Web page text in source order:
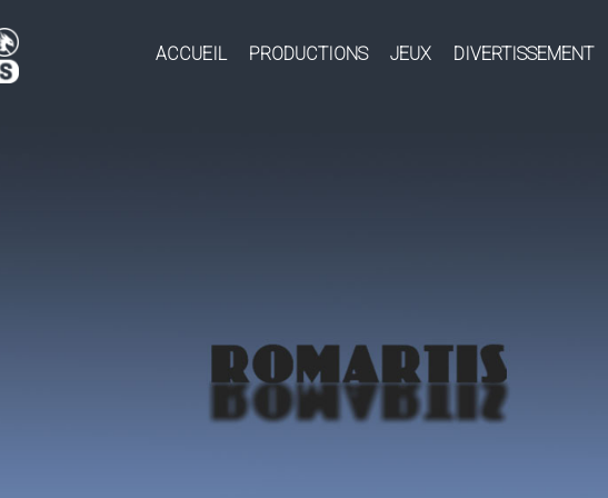
ACCUEIL PRODUCTIONS JEUX DIVERTISSEMENT